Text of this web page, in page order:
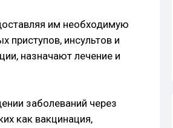
им необходимую
приступов, инсультов и
назначают лечение и
заболеваний через
как вакцинация,